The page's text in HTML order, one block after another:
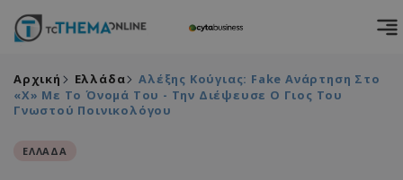
Αρχική Ελλάδα
Αλέξης Κούγιας: Fake Ανάρτηση Στο
«X» Με Το Όνομά Του - Την Διέψευσε Ο Γιος Του
Γνωστού Ποινικολόγου
ΕΛΛΑΔΑ